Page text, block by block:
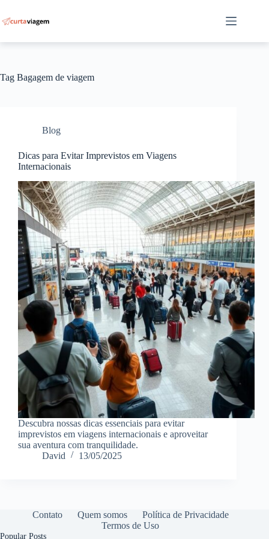
para
o
Tag Bagagem de viagem
Blog
Dicas para Evitar Imprevistos em Viagens
Internacionais
Descubra nossas dicas essenciais para evitar
imprevistos em viagens internacionais e aproveitar
sua aventura com tranquilidade.
David
13/05/2025
Contato Quem somos
Política de Privacidade
Termos de Uso
Popular Posts